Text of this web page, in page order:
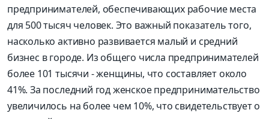
предпринимателей, обеспечивающих рабочие места
для 500 тысяч человек. Это важный показатель того,
насколько активно развивается малый и средний
бизнес в городе. Из общего числа предпринимателей
более 101 тысячи - женщины, что составляет около
41%. За последний год женское предпринимательство
увеличилось на более чем 10%, что свидетельствует о